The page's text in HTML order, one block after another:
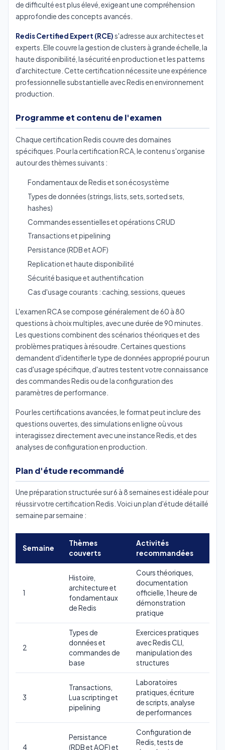
de difficulté est plus élevé, exigeant une compréhension
approfondie des concepts avancés.
Redis Certified Expert (RCE)s'adresse aux architectes et
experts. Elle couvre la gestion de clusters à grande échelle, la
haute disponibilité, la sécurité en production et les patterns
d'architecture. Cette certification nécessite une expérience
professionnelle substantielle avec Redis en environnement
production.
Programme et contenu de l'examen
Chaque certification Redis couvre des domaines
spécifiques. Pour la certification RCA, le contenu s'organise
autour des thèmes suivants :
Fondamentaux de Redis et son écosystème
Types de données (strings, lists, sets, sorted sets,
hashes)
Commandes essentielles et opérations CRUD
Transactions et pipelining
Persistance (RDB et AOF)
Replication et haute disponibilité
Sécurité basique et authentification
Cas d'usage courants : caching, sessions, queues
L'examen RCA se compose généralement de 60 à 80
questions à choix multiples, avec une durée de 90 minutes.
Les questions combinent des scénarios théoriques et des
problèmes pratiques à résoudre. Certaines questions
demandent d'identifier le type de données approprié pour un
cas d'usage spécifique, d'autres testent votre connaissance
des commandes Redis ou de la configuration des
paramètres de performance.
Pour les certifications avancées, le format peut inclure des
questions ouvertes, des simulations en ligne où vous
interagissez directement avec une instance Redis, et des
analyses de configuration en production.
Plan d'étude recommandé
Une préparation structurée sur 6 à 8 semaines est idéale pour
réussir votre certification Redis. Voici un plan d'étude détaillé
semaine par semaine :
Semaine
Thèmes
couverts
Activités
recommandées
1
Histoire,
architecture et
fondamentaux
de Redis
Cours théoriques,
documentation
officielle, 1 heure de
démonstration
pratique
2
Types de
données et
commandes de
base
Exercices pratiques
avec Redis CLI,
manipulation des
structures
3
Transactions,
Lua scripting et
pipelining
Laboratoires
pratiques, écriture
de scripts, analyse
de performances
4
Persistance
(RDB et AOF) et
Configuration de
Redis, tests de